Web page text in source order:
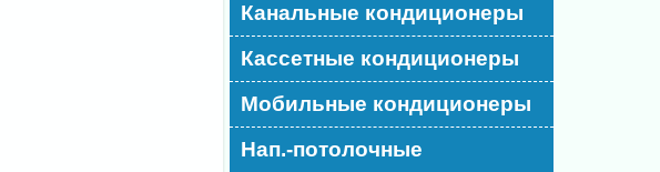
Канальные кондиционеры
Кассетные кондиционеры
Мобильные кондиционеры
Нап.-потолочные